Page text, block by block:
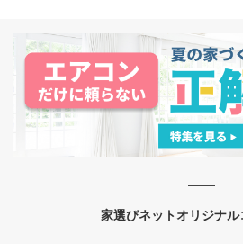
家選びネットオリジナル